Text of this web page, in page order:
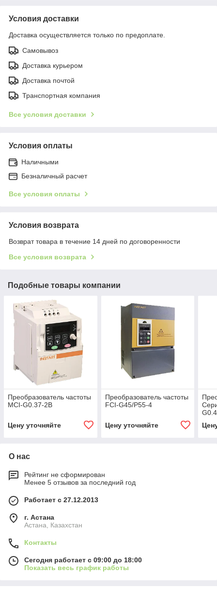
Условия доставки
Доставка осуществляется только по предоплате.
Самовывоз
Доставка курьером
Доставка почтой
Транспортная компания
Все условия доставки
Условия оплаты
Наличными
Безналичный расчет
Все условия оплаты
Условия возврата
Возврат товара в течение 14 дней по договоренности
Все условия возврата
Подобные товары компании
Преобразователь частоты
MCI-G0.37-2B
Цену уточняйте
Преобразователь частоты
FCI-G45/P55-4
Цену уточняйте
О нас
Рейтинг не сформирован
Менее 5 отзывов за последний год
Работает с 27.12.2013
г. Астана
Астана, Казахстан
Контакты
Сегодня работает с 09:00 до 18:00
Показать весь график работы